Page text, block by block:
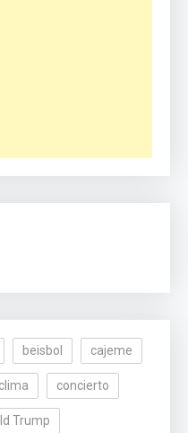
beisbol cajeme
clima concierto
Trump